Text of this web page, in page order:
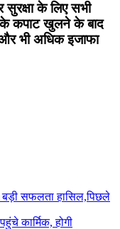
सुरक्षा के लिए सभी
के कपाट खुलने के बाद
भी अधिक इजाफा
बड़ी सफलता हासिल,पिछले
कार्मिक, होगी